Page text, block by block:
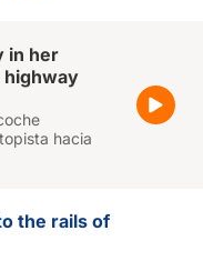
in her
highway
hacia
the rails of